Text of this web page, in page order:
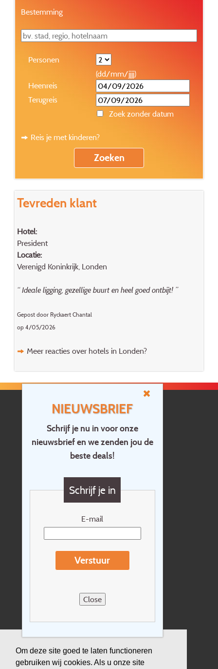
Om deze site goed te laten functioneren
gebruiken wij cookies. Als u onze site
NIEUWSBRIEF
Schrijf je nu in voor onze
nieuwsbrief en we zenden jou de
beste deals!
Schrijf je in
E-mail
Verstuur
Close
Bestemming
Personen
(dd/mm/jjjj)
Heenreis
Terugreis
Zoek zonder datum
Reis je met kinderen?
Tevreden klant
Hotel:
President
Locatie:
Verenigd Koninkrijk, Londen
“ Ideale ligging, gezellige buurt en heel goed ontbijt! ”
Gepost door Ryckaert Chantal
op 4/05/2026
Meer reacties over hotels in Londen?
Home
Contact
Vragen?
Cadeaubon
Nieuwsbrief
Reisvoorwaarden
Sitemap
Verzekering